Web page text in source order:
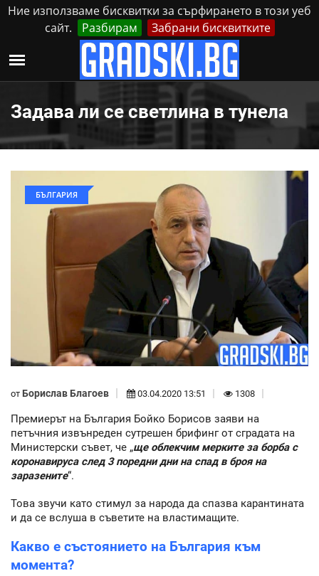
Ние използваме бисквитки за сърфирането в този уеб
сайт.
Разбирам Забрани бисквитките
Петък, 7 Август, 2026 Реклама Контакти
Задава ли се светлина в тунела
БЪЛГАРИЯ
от Борислав Благоев 03.04.2020 13:51 1308
Премиерът на България Бойко Борисов заяви на
петъчния извънреден сутрешен брифинг от сградата на
Министерски съвет, че „ще облекчим мерките за борба с
коронавируса след 3 поредни дни на спад в броя на
заразените“.
Това звучи като стимул за народа да спазва карантината
и да се вслуша в съветите на властимащите.
Какво е състоянието на България към
момента?